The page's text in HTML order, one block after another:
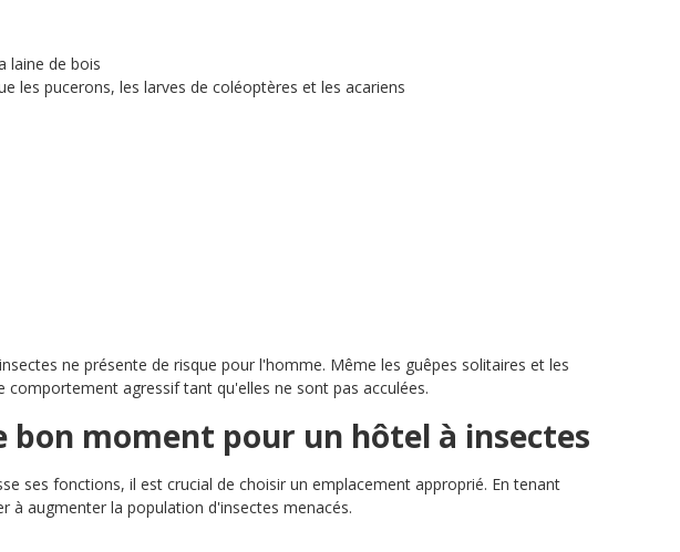
laine de bois
les pucerons, les larves de coléoptères et les acariens
ne présente de risque pour l'homme. Même les guêpes solitaires et les
agressif tant qu'elles ne sont pas acculées.
bon moment pour un hôtel à insectes
ses fonctions, il est crucial de choisir un emplacement approprié. En tenant
à augmenter la population d'insectes menacés.